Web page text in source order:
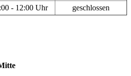
- 12:00 Uhr geschlossen